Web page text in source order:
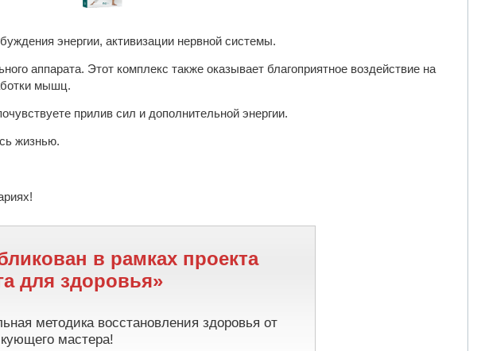
энергии, активизации нервной системы.
аппарата. Этот комплекс также оказывает благоприятное воздействие на
мышц.
прилив сил и дополнительной энергии.
жизнью.
в рамках проекта
для здоровья»
методика восстановления здоровья от
мастера!